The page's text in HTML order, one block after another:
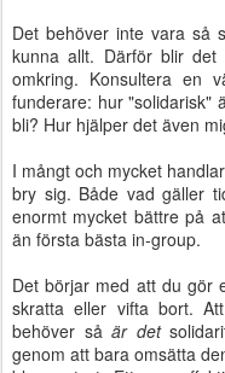
Det behöver inte vara så
kunna allt. Därför blir
omkring. Konsultera en
funderare: hur "solidarisk"
bli? Hur hjälper det även
I mångt och mycket
bry sig. Både vad gäller
enormt mycket bättre på
än första bästa in-group.
Det börjar med att du gör
skratta eller vifta bort.
behöver såär det
genom att bara omsätta